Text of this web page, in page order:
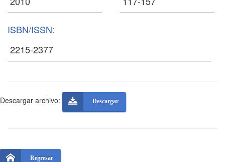
ISBN/ISSN:
Descargar archivo: Descargar
Regresar